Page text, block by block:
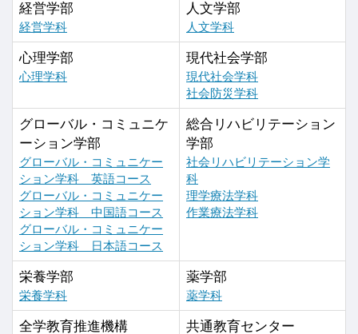
経営学部
経営学科
人文学部
人文学科
心理学部
心理学科
現代社会学部
現代社会学科
社会防災学科
グローバル・コミュニケ
ーション学部
グローバル・コミュニケー
ション学科 英語コース
グローバル・コミュニケー
ション学科 中国語コース
グローバル・コミュニケー
ション学科 日本語コース
総合リハビリテーション
学部
社会リハビリテーション学
科
理学療法学科
作業療法学科
栄養学部
栄養学科
薬学部
薬学科
全学教育推進機構 共通教育センター